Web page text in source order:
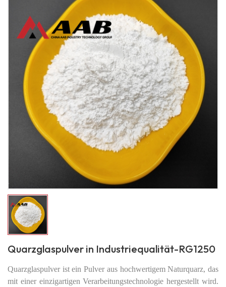
Quarzglaspulver in Industriequalität-RG1250
Quarzglaspulver ist ein Pulver aus hochwertigem Naturquarz, das
mit einer einzigartigen Verarbeitungstechnologie hergestellt wird.